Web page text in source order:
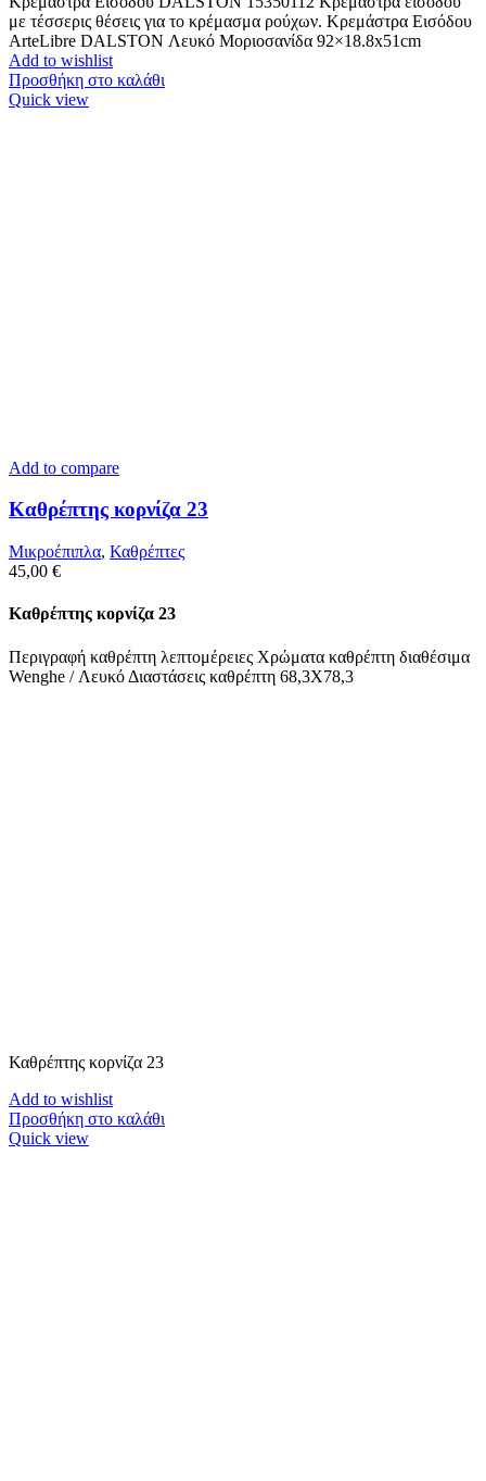
με τέσσερις θέσεις για το κρέμασμα ρούχων. Κρεμάστρα Εισόδου
ArteLibre DALSTON Λευκό Μοριοσανίδα 92×18.8x51cm
Add to wishlist
Προσθήκη στο καλάθι
Quick view
Add to compare
Καθρέπτης κορνίζα 23
Μικροέπιπλα, Καθρέπτες
45,00 €
Καθρέπτης κορνίζα 23
Περιγραφή καθρέπτη λεπτομέρειες Χρώματα καθρέπτη διαθέσιμα
Wenghe / Λευκό Διαστάσεις καθρέπτη 68,3Χ78,3
Καθρέπτης κορνίζα 23
Add to wishlist
Προσθήκη στο καλάθι
Quick view